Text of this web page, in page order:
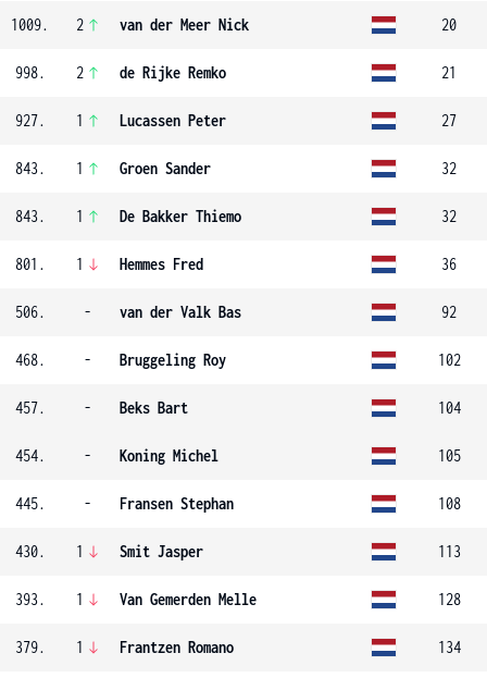
1009. 2 van der Meer Nick 20
998. 2 de Rijke Remko 21
927. 1 Lucassen Peter 27
843. 1 Groen Sander 32
843. 1 De Bakker Thiemo 32
801. 1 Hemmes Fred 36
506. - van der Valk Bas 92
468. - Bruggeling Roy 102
457. - Beks Bart 104
454. - Koning Michel 105
445. - Fransen Stephan 108
430. 1 Smit Jasper 113
393. 1 Van Gemerden Melle 128
379. 1 Frantzen Romano 134